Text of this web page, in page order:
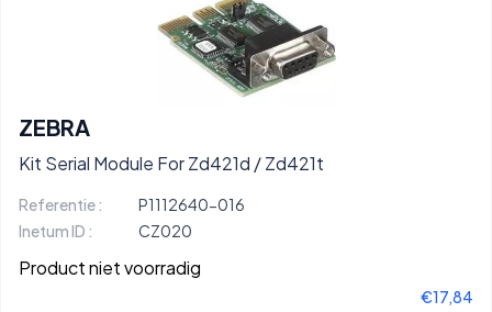
ZEBRA
Kit Serial Module For Zd421d / Zd421t
Referentie :
P1112640-016
Inetum ID :
CZ020
Product niet voorradig
€17,84